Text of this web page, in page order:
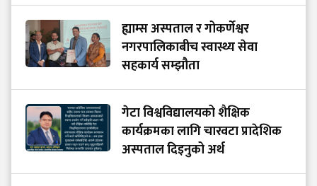
ह्याम्स अस्पताल र गोकर्णेश्वर
नगरपालिकाबीच स्वास्थ्य सेवा
सहकार्य सम्झौता
गेटा विश्वविद्यालयको शैक्षिक
कार्यक्रमका लागि चारवटा प्रादेशिक
अस्पताल दिइनुको अर्थ